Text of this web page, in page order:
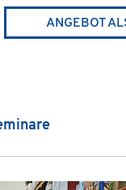
ANGEBOT